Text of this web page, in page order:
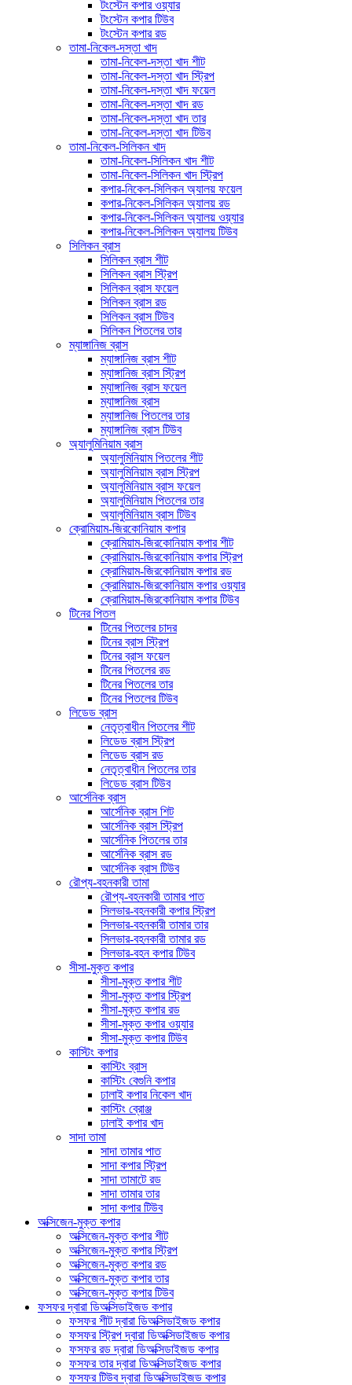
টংস্টেন কপার ওয়্যার
টংস্টেন কপার টিউব
টংস্টেন কপার রড
তামা-নিকেল-দস্তা খাদ
তামা-নিকেল-দস্তা খাদ শীট
তামা-নিকেল-দস্তা খাদ স্ট্রিপ
তামা-নিকেল-দস্তা খাদ ফয়েল
তামা-নিকেল-দস্তা খাদ রড
তামা-নিকেল-দস্তা খাদ তার
তামা-নিকেল-দস্তা খাদ টিউব
তামা-নিকেল-সিলিকন খাদ
তামা-নিকেল-সিলিকন খাদ শীট
তামা-নিকেল-সিলিকন খাদ স্ট্রিপ
কপার-নিকেল-সিলিকন অ্যালয় ফয়েল
কপার-নিকেল-সিলিকন অ্যালয় রড
কপার-নিকেল-সিলিকন অ্যালয় ওয়্যার
কপার-নিকেল-সিলিকন অ্যালয় টিউব
সিলিকন ব্রাস
সিলিকন ব্রাস শীট
সিলিকন ব্রাস স্ট্রিপ
সিলিকন ব্রাস ফয়েল
সিলিকন ব্রাস রড
সিলিকন ব্রাস টিউব
সিলিকন পিতলের তার
ম্যাঙ্গানিজ ব্রাস
ম্যাঙ্গানিজ ব্রাস শীট
ম্যাঙ্গানিজ ব্রাস স্ট্রিপ
ম্যাঙ্গানিজ ব্রাস ফয়েল
ম্যাঙ্গানিজ ব্রাস
ম্যাঙ্গানিজ পিতলের তার
ম্যাঙ্গানিজ ব্রাস টিউব
অ্যালুমিনিয়াম ব্রাস
অ্যালুমিনিয়াম পিতলের শীট
অ্যালুমিনিয়াম ব্রাস স্ট্রিপ
অ্যালুমিনিয়াম ব্রাস ফয়েল
অ্যালুমিনিয়াম পিতলের তার
অ্যালুমিনিয়াম ব্রাস টিউব
ক্রোমিয়াম-জিরকোনিয়াম কপার
ক্রোমিয়াম-জিরকোনিয়াম কপার শীট
ক্রোমিয়াম-জিরকোনিয়াম কপার স্ট্রিপ
ক্রোমিয়াম-জিরকোনিয়াম কপার রড
ক্রোমিয়াম-জিরকোনিয়াম কপার ওয়্যার
ক্রোমিয়াম-জিরকোনিয়াম কপার টিউব
টিনের পিতল
টিনের পিতলের চাদর
টিনের ব্রাস স্ট্রিপ
টিনের ব্রাস ফয়েল
টিনের পিতলের রড
টিনের পিতলের তার
টিনের পিতলের টিউব
লিডেড ব্রাস
নেতৃত্বাধীন পিতলের শীট
লিডেড ব্রাস স্ট্রিপ
লিডেড ব্রাস রড
নেতৃত্বাধীন পিতলের তার
লিডেড ব্রাস টিউব
আর্সেনিক ব্রাস
আর্সেনিক ব্রাস শিট
আর্সেনিক ব্রাস স্ট্রিপ
আর্সেনিক পিতলের তার
আর্সেনিক ব্রাস রড
আর্সেনিক ব্রাস টিউব
রৌপ্য-বহনকারী তামা
রৌপ্য-বহনকারী তামার পাত
সিলভার-বহনকারী কপার স্ট্রিপ
সিলভার-বহনকারী তামার তার
সিলভার-বহনকারী তামার রড
সিলভার-বহন কপার টিউব
সীসা-মুক্ত কপার
সীসা-মুক্ত কপার শীট
সীসা-মুক্ত কপার স্ট্রিপ
সীসা-মুক্ত কপার রড
সীসা-মুক্ত কপার ওয়্যার
সীসা-মুক্ত কপার টিউব
কাস্টিং কপার
কাস্টিং ব্রাস
কাস্টিং বেগুনি কপার
ঢালাই কপার নিকেল খাদ
কাস্টিং ব্রোঞ্জ
ঢালাই কপার খাদ
সাদা তামা
সাদা তামার পাত
সাদা কপার স্ট্রিপ
সাদা তামাটে রড
সাদা তামার তার
সাদা কপার টিউব
অক্সিজেন-মুক্ত কপার
অক্সিজেন-মুক্ত কপার শীট
অক্সিজেন-মুক্ত কপার স্ট্রিপ
অক্সিজেন-মুক্ত কপার রড
অক্সিজেন-মুক্ত কপার তার
অক্সিজেন-মুক্ত কপার টিউব
ফসফর দ্বারা ডিঅক্সিডাইজড কপার
ফসফর শীট দ্বারা ডিঅক্সিডাইজড কপার
ফসফর স্ট্রিপ দ্বারা ডিঅক্সিডাইজড কপার
ফসফর রড দ্বারা ডিঅক্সিডাইজড কপার
ফসফর তার দ্বারা ডিঅক্সিডাইজড কপার
ফসফর টিউব দ্বারা ডিঅক্সিডাইজড কপার